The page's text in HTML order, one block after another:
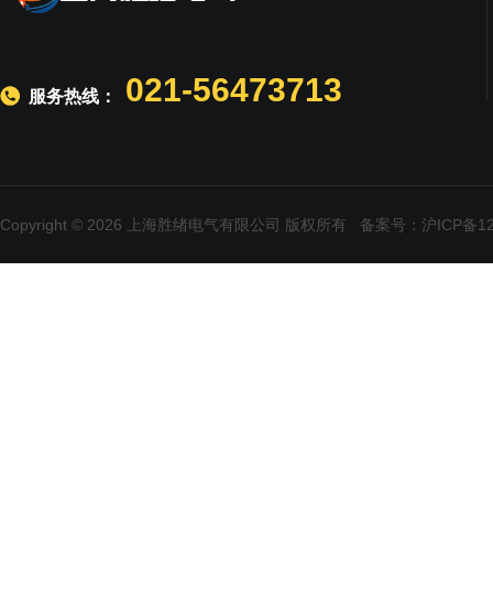
服务热线： 021-56473713
Copyright © 2026 上海胜绪电气有限公司 版权所有 备案号：沪ICP备